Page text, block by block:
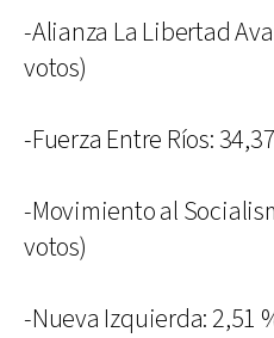
-Alianza La Libertad
votos)
-Fuerza Entre Ríos:
-Movimiento al
votos)
-Nueva Izquierda: 2,51